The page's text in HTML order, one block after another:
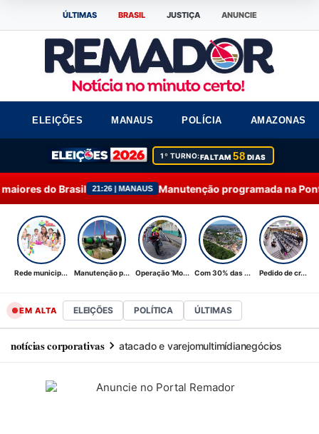
ÚLTIMAS BRASIL JUSTIÇA ANUNCIE
ELEIÇÕES MANAUS POLÍCIA AMAZONAS
1º TURNO:FALTAM58 DIAS
21:26 | MANAUS Manutenção programada na Ponta do Ismael é
Rede municip... Manutenção p... Operação ‘Mo... Com 30% das ... Pedido de cr...
EM ALTA ELEIÇÕES POLÍTICA ÚLTIMAS
notícias corporativas atacado e varejomultimídianegócios